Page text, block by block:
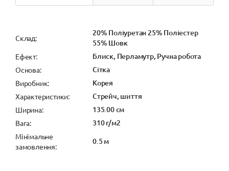
Cклад:
20% Поліуретан 25% Поліестер
55% Шовк
Ефект: Блиск, Перламутр, Ручна робота
Основа: Сітка
Виробник: Корея
Характеристики: Стрейч, шиття
Ширина: 135.00 см
Вага: 310 г/м2
Мінімальне
замовлення:
0.5 м